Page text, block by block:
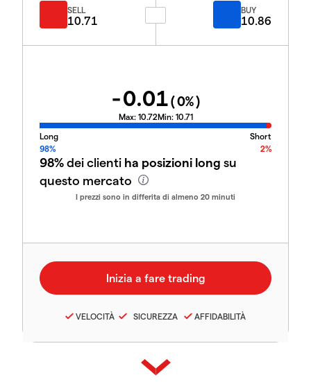
SELL
10.71
BUY
10.86
-0.01(0%)
Max: 10.72Min: 10.71
Long
Short
98%
2%
98%dei clienti ha posizioni long su
questo mercato
I prezzi sono in differita di almeno 20 minuti
VELOCITÀ SICUREZZA AFFIDABILITÀ